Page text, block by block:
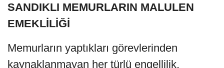
SANDIKLI MEMURLARIN MALULEN
EMEKLİLİĞİ
Memurların yaptıkları görevlerinden
kaynaklanmayan her türlü engellilik,